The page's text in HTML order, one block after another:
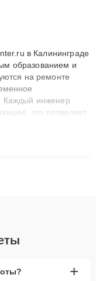
в Калининграде
образованием и
на ремонте
Каждый инженер
что позволяет
Наши мастера
+